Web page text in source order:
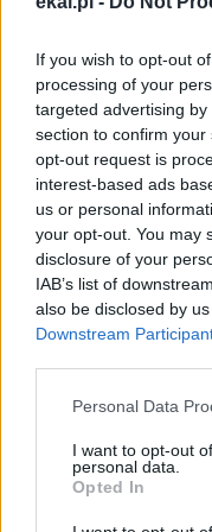
If you wish to opt-out
processing of your
targeted advertising
section to confirm
opt-out request is
interest-based ads
us or personal
your opt-out. You may
disclosure of your
IAB’s list of
also be disclosed by
Downstream
Personal Data
I want to opt-out
personal data.
Opted In
się, że nie zobaczy
zaczęła chwalić Boga.
Obok niej pan Philip
dzieci. Rity jednak nie
Rita nadal jest
młodszych uczniów.
nie był w stanie pytać
powiedział. „Nie
końcu po prostu
zrobić”.